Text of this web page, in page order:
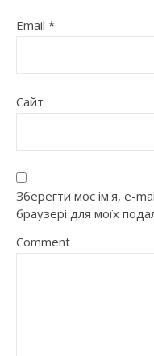
Email *
Сайт
Зберегти моє ім'я, e-
браузері для моїх
Comment